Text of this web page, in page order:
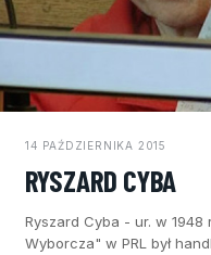
14 PAŹDZIERNIKA 2015
RYSZARD CYBA
Ryszard Cyba - ur. w 1948
Wyborcza" w PRL był